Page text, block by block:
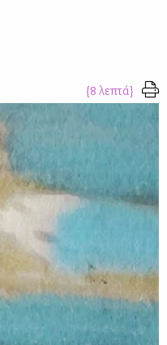
{8 λεπτά}